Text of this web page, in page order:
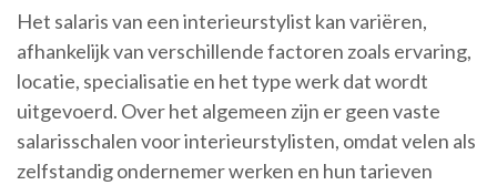
Het salaris van een interieurstylist kan variëren,
afhankelijk van verschillende factoren zoals ervaring,
locatie, specialisatie en het type werk dat wordt
uitgevoerd. Over het algemeen zijn er geen vaste
salarisschalen voor interieurstylisten, omdat velen als
zelfstandig ondernemer werken en hun tarieven